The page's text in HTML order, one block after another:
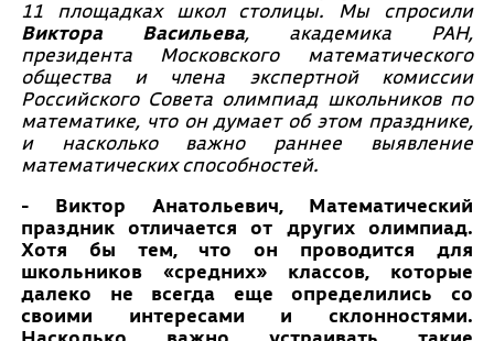
11 площадках школ столицы. Мы спросили
Виктора Васильева, академика РАН,
президента Московского математического
общества и члена экспертной комиссии
Российского Совета олимпиад школьников по
математике, что он думает об этом празднике,
и насколько важно раннее выявление
математических способностей.
- Виктор Анатольевич, Математический
праздник отличается от других олимпиад.
Хотя бы тем, что он проводится для
школьников «средних» классов, которые
далеко не всегда еще определились со
своими интересами и склонностями.